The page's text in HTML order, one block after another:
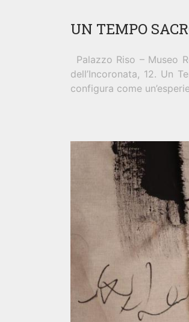
UN TEMPO
Palazzo Riso – Museo
dell’Incoronata, 12. Un
configura come